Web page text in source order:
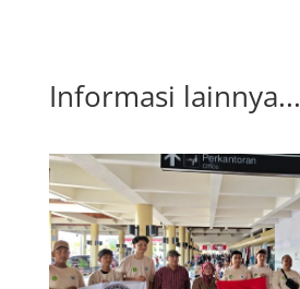
Informasi lainnya...